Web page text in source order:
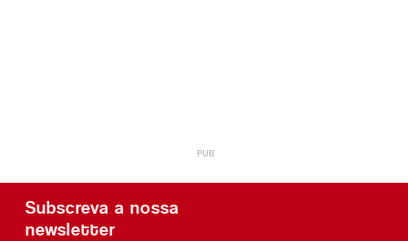
Subscreva a nossa
newsletter